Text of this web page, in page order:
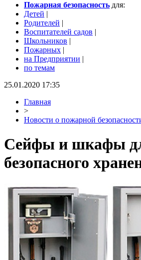
Пожарная безопасность для:
Детей |
Родителей |
Воспитателей садов |
Школьников |
Пожарных |
на Предприятии |
по темам
25.01.2020 17:35
Главная
>
Новости о пожарной
Сейфы и шкафы
безопасного